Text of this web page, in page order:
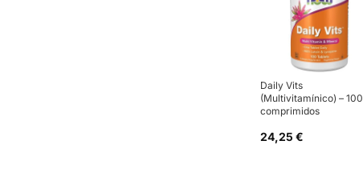
Daily Vits
(Multivitamínico) – 100
comprimidos
24,25 €